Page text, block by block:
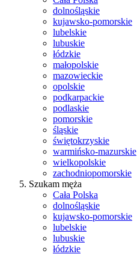
dolnośląskie
kujawsko-pomorskie
lubelskie
lubuskie
łódzkie
małopolskie
mazowieckie
opolskie
podkarpackie
podlaskie
pomorskie
śląskie
świętokrzyskie
warmińsko-mazurskie
wielkopolskie
zachodniopomorskie
Szukam męża
Cała Polska
dolnośląskie
kujawsko-pomorskie
lubelskie
lubuskie
łódzkie